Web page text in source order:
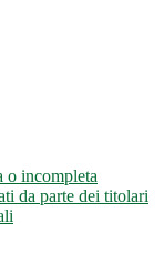
o incompleta
da parte dei titolari